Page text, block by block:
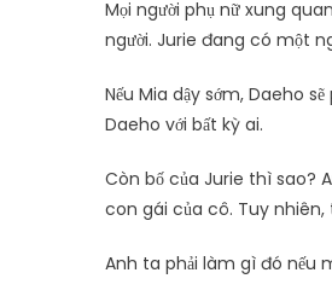
Mọi người phụ nữ xung
người. Jurie đang có một
Nếu Mia dậy sớm, Daeho
Daeho với bất kỳ ai.
Còn bố của Jurie thì sao?
con gái của cô. Tuy
Anh ta phải làm gì đó nếu